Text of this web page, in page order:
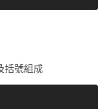
括號組成